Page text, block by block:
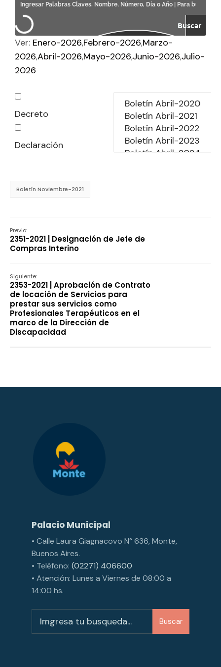
Buscar
Ver: Enero-2026 Febrero-2026 Marzo-
2026Abril-2026 Mayo-2026 Junio-2026 Julio-
2026
Decreto
Declaración
Boletín Noviembre-2021
Previo:
2351-2021 | Designación de Jefe de
Compras Interino
Siguiente:
2353-2021 | Aprobación de Contrato
de locación de Servicios para
prestar sus servicios como
Profesionales Terapéuticos en el
marco de la Dirección de
Discapacidad
Palacio Municipal
• Calle Laura Giagnacovo N° 636, Monte,
Buenos Aires.
• Teléfono: (02271) 406600
• Atención: Lunes a Viernes de 08:00 a
14:00 hs.
Buscar